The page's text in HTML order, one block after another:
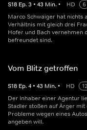
S18 Ep.3 • 43 Min. • HD
6
Marco Schwaiger hat nichts
Verhältnis mit gleich drei
Hofer und Bach vernehmen
befreundet sind.
Vom Blitz getroffen
S18 Ep.4 • 43 Min. • HD
12
Der Inhaber einer Agentur
Stadler stoßen auf Ärger
Probleme wegen eines
angeben will.